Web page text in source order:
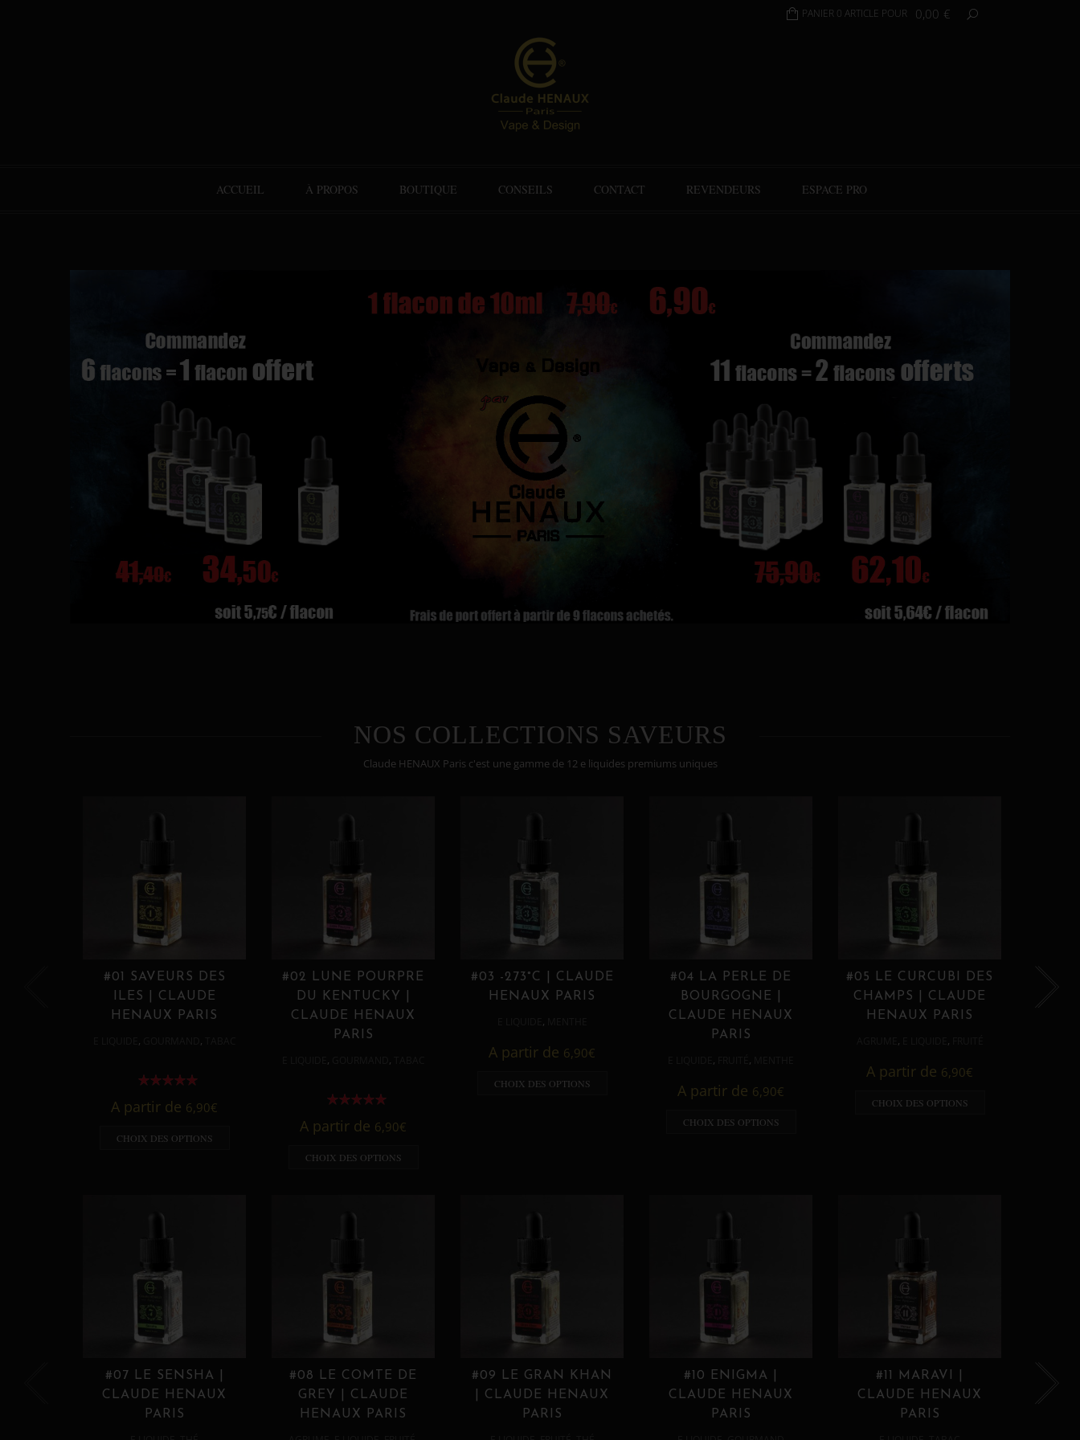
PANIER 0 ARTICLE POUR 0,00 €
ACCUEIL À PROPOS BOUTIQUE CONSEILS CONTACT REVENDEURS ESPACE PRO
NOS COLLECTIONS SAVEURS
Claude HENAUX Paris c'est une gamme de 12 e liquides premiums uniques
#01 SAVEURS DES
ILES | CLAUDE
HENAUX PARIS
, ,
A partir de 6,90€
CHOIX DES OPTIONS
#02 LUNE POURPRE
DU KENTUCKY |
CLAUDE HENAUX
PARIS
, ,
A partir de 6,90€
CHOIX DES OPTIONS
#03 -273°C | CLAUDE
HENAUX PARIS
,
A partir de 6,90€
CHOIX DES OPTIONS
#04 LA PERLE DE
BOURGOGNE |
CLAUDE HENAUX
PARIS
, ,
A partir de 6,90€
CHOIX DES OPTIONS
#05 LE CURCUBI DES
CHAMPS | CLAUDE
HENAUX PARIS
, ,
A partir de 6,90€
CHOIX DES OPTIONS
#07 LE SENSHA |
CLAUDE HENAUX
PARIS
#08 LE COMTE DE
GREY | CLAUDE
HENAUX PARIS
#09 LE GRAN KHAN
| CLAUDE HENAUX
PARIS
#10 ENIGMA |
CLAUDE HENAUX
PARIS
#11 MARAVI |
CLAUDE HENAUX
PARIS